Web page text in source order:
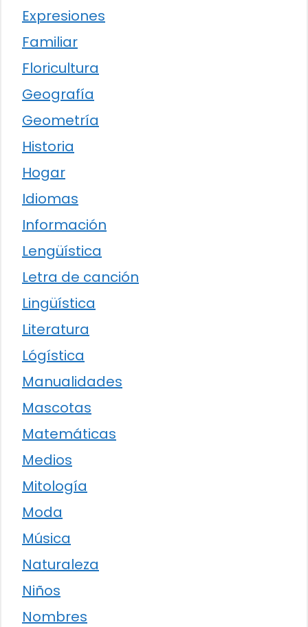
Expresiones
Familiar
Floricultura
Geografía
Geometría
Historia
Hogar
Idiomas
Información
Lengüística
Letra de canción
Lingüística
Literatura
Lógística
Manualidades
Mascotas
Matemáticas
Medios
Mitología
Moda
Música
Naturaleza
Niños
Nombres